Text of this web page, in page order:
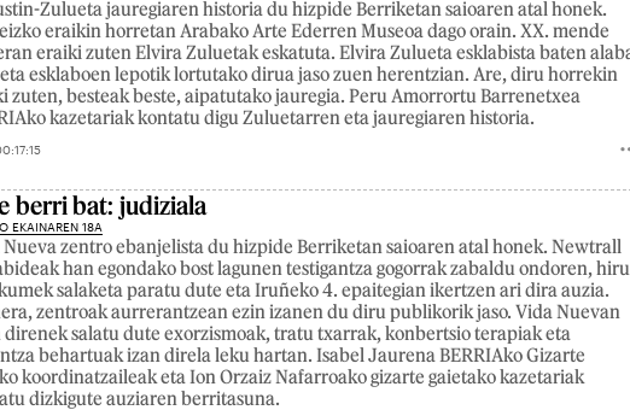
Zulueta jauregiaren historia du hizpide Berriketan saioaren atal honek.
eraikin horretan Arabako Arte Ederren Museoa dago orain. XX. mende
eraiki zuten Elvira Zuluetak eskatuta. Elvira Zulueta esklabista baten
esklaboen lepotik lortutako dirua jaso zuen herentzian. Are, diru horrekin
zuten, besteak beste, aipatutako jauregia. Peru Amorrortu Barrenetxea
kazetariak kontatu digu Zuluetarren eta jauregiaren historia.
berri bat: judiziala
EKAINAREN 18A
zentro ebanjelista du hizpide Berriketan saioaren atal honek. Newtrall
han egondako bost lagunen testigantza gogorrak zabaldu ondoren, hiru
salaketa paratu dute eta Iruñeko 4. epaitegian ikertzen ari dira auzia.
zentroak aurrerantzean ezin izanen du diru publikorik jaso. Vida Nuevan
direnek salatu dute exorzismoak, tratu txarrak, konbertsio terapiak eta
behartuak izan direla leku hartan. Isabel Jaurena BERRIAko Gizarte
koordinatzaileak eta Ion Orzaiz Nafarroako gizarte gaietako kazetariak
dizkigute auziaren berritasuna.